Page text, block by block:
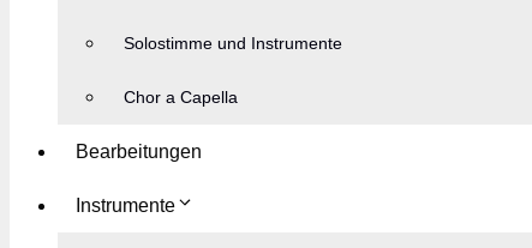
Solostimme und Instrumente
Chor a Capella
Bearbeitungen
Instrumente